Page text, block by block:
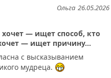
26.05.2026
Ольга
хочет — ищет способ, кто
— ищет причину...
с высказыванием
мудреца.